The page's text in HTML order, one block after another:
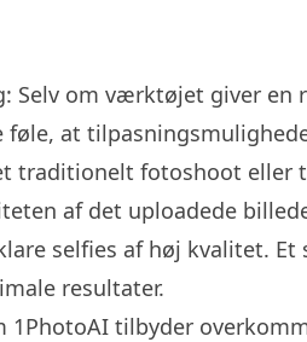
Selv om værktøjet giver en
føle, at
traditionelt fotoshoot eller
af det uploadede
selfies af høj kvalitet.
resultater.
1PhotoAI tilbyder